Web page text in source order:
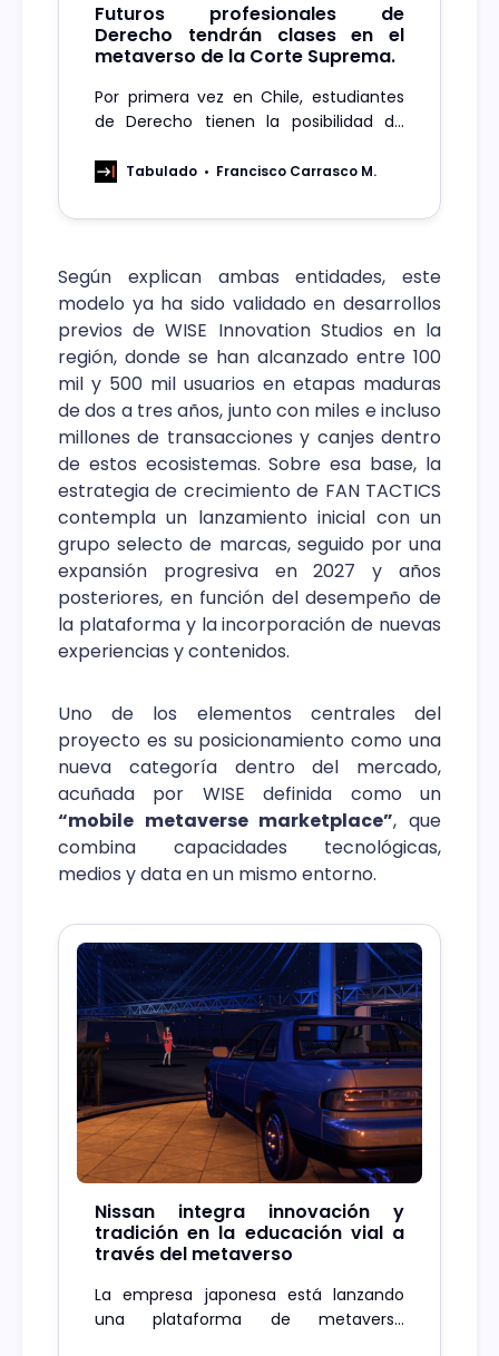
Futuros profesionales de
Derecho tendrán clases en el
metaverso de la Corte Suprema.
Por primera vez en Chile, estudiantes
de Derecho tienen la posibilidad de
simulando situaciones reales en
Tercera Sala de la Corte Suprema
Tabulado Francisco Carrasco M.
Según explican ambas entidades, este
modelo ya ha sido validado en desarrollos
previos de WISE Innovation Studios en la
región, donde se han alcanzado entre 100
mil y 500 mil usuarios en etapas maduras
de dos a tres años, junto con miles e incluso
millones de transacciones y canjes dentro
de estos ecosistemas. Sobre esa base, la
estrategia de crecimiento de FAN TACTICS
contempla un lanzamiento inicial con un
grupo selecto de marcas, seguido por una
expansión progresiva en 2027 y años
posteriores, en función del desempeño de
la plataforma y la incorporación de nuevas
experiencias y contenidos.
Uno de los elementos centrales del
proyecto es su posicionamiento como una
nueva categoría dentro del mercado,
acuñada por WISE definida como un
“mobile metaverse marketplace”, que
combina capacidades tecnológicas,
medios y data en un mismo entorno.
Nissan integra innovación y
tradición en la educación vial a
través del metaverso
La empresa japonesa está lanzando
una plataforma de metaverso